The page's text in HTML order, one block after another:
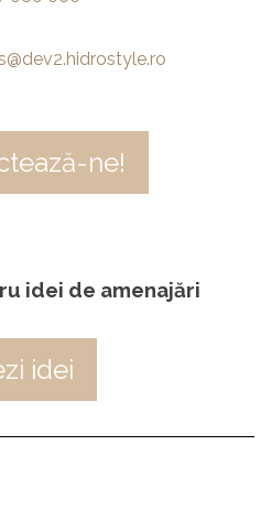
ne!
idei de amenajări
idei